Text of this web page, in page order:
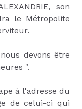
son
le Métropolite
devons être
".
à l'adresse du
de celui-ci qui